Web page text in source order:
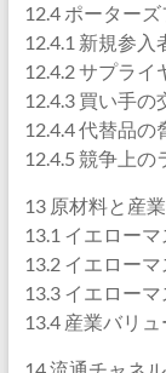
12.4 ポーター
12.4.1 新規参入
12.4.2 サプライ
12.4.3 買い手の
12.4.4 代替品の
12.4.5 競争上の
13 原材料と産
13.1 イエロー
13.2 イエロー
13.3 イエロー
13.4 産業バリ